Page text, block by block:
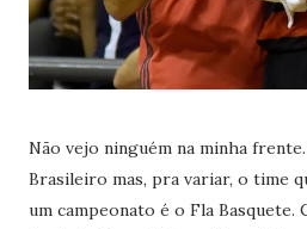
Não vejo ninguém na minha
Brasileiro mas, pra variar, o time
um campeonato é o Fla Basquete.